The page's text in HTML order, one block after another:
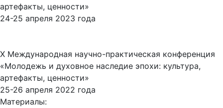
артефакты, ценности»
24-25 апреля 2023 года
X Международная научно-практическая конференция
«Молодежь и духовное наследие эпохи: культура,
артефакты, ценности»
25-26 апреля 2022 года
Материалы: